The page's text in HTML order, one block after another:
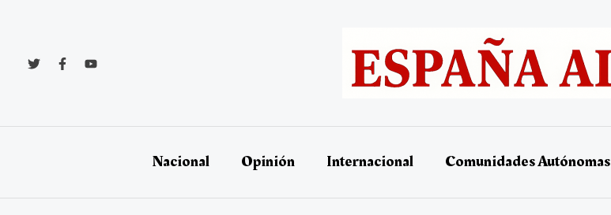
Nacional Opinión Internacional Comunidades Autónomas